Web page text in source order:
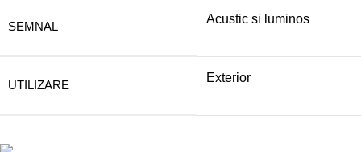
SEMNAL
Acustic si luminos
UTILIZARE
Exterior